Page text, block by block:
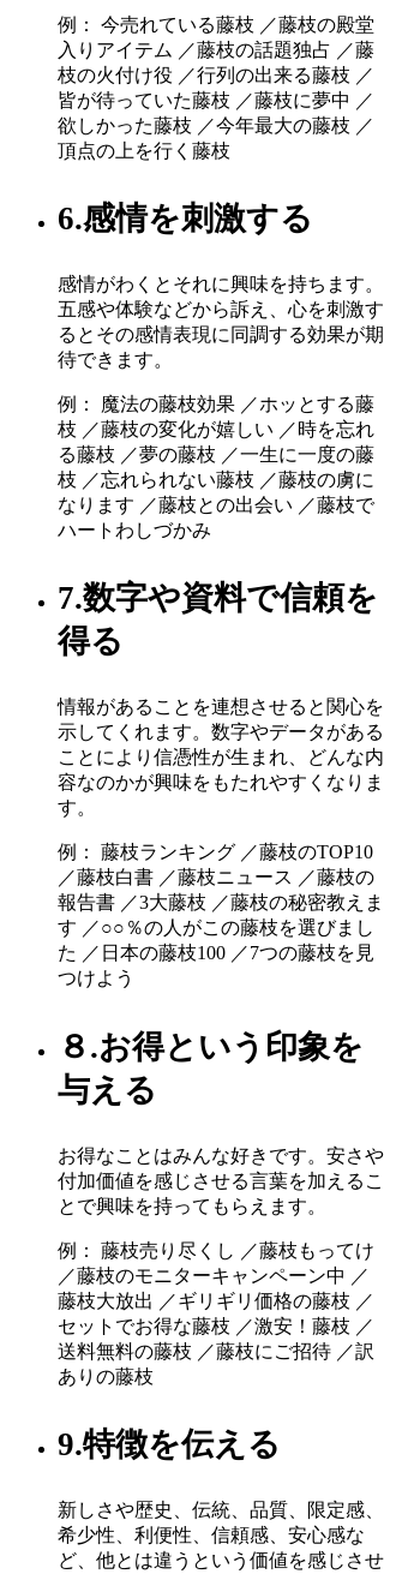
例： 今売れている藤枝 ／藤枝の殿堂
入りアイテム ／藤枝の話題独占 ／藤
枝の火付け役 ／行列の出来る藤枝 ／
皆が待っていた藤枝 ／藤枝に夢中 ／
欲しかった藤枝 ／今年最大の藤枝 ／
頂点の上を行く藤枝
6.感情を刺激する
感情がわくとそれに興味を持ちます。
五感や体験などから訴え、心を刺激す
るとその感情表現に同調する効果が期
待できます。
例： 魔法の藤枝効果 ／ホッとする藤
枝 ／藤枝の変化が嬉しい ／時を忘れ
る藤枝 ／夢の藤枝 ／一生に一度の藤
枝 ／忘れられない藤枝 ／藤枝の虜に
なります ／藤枝との出会い ／藤枝で
ハートわしづかみ
7.数字や資料で信頼を
得る
情報があることを連想させると関心を
示してくれます。数字やデータがある
ことにより信憑性が生まれ、どんな内
容なのかが興味をもたれやすくなりま
す。
例： 藤枝ランキング ／藤枝のTOP10
／藤枝白書 ／藤枝ニュース ／藤枝の
報告書 ／3大藤枝 ／藤枝の秘密教えま
す ／○○％の人がこの藤枝を選びまし
た ／日本の藤枝100 ／7つの藤枝を見
つけよう
８.お得という印象を
与える
お得なことはみんな好きです。安さや
付加価値を感じさせる言葉を加えるこ
とで興味を持ってもらえます。
例： 藤枝売り尽くし ／藤枝もってけ
／藤枝のモニターキャンペーン中 ／
藤枝大放出 ／ギリギリ価格の藤枝 ／
セットでお得な藤枝 ／激安！藤枝 ／
送料無料の藤枝 ／藤枝にご招待 ／訳
ありの藤枝
9.特徴を伝える
新しさや歴史、伝統、品質、限定感、
希少性、利便性、信頼感、安心感な
ど、他とは違うという価値を感じさせ